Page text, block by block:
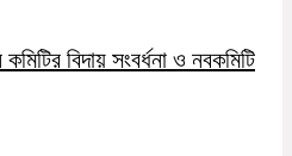
বিদায় সংবর্ধনা ও নবকমিটি